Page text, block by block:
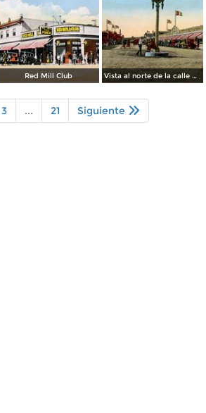
Red Mill Club Vista al norte de la calle principal, desde la Calle Sur
3 ... 21 Siguiente